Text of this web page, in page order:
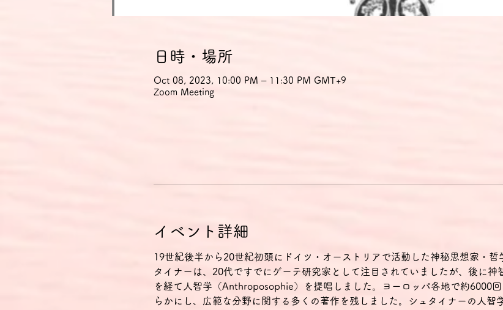
日時・場所
Oct 08, 2023, 10:00 PM – 11:30 PM GMT+9
Zoom Meeting
イベント詳細
19世紀後半から20世紀初頭にドイツ・オーストリアで活動した神秘思想家・
タイナーは、20代ですでにゲーテ研究家として注目されていましたが、後に
を経て人智学（Anthroposophie）を提唱しました。ヨーロッパ各地で約6000
らかにし、広範な分野に関する多くの著作を残しました。シュタイナーの人智